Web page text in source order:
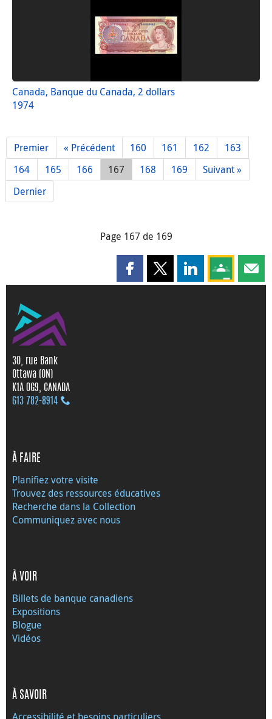
Canada, Banque du Canada, 2 dollars
1974
Premier « Précédent 160 161 162
163
164
165 166 167 168 169
Suivant »
Dernier
Page 167 de 169
Partager cette page sur
Partager cette page sur X
Partager cette
Partagez
30, rue Bank
Ottawa (ON)
K1A 0G9, CANADA
613 782‑8914
À FAIRE
Planifiez votre visite
Trouvez des ressources éducatives
Recherche dans la Collection
Communiquez avec nous
À VOIR
Billets de banque canadiens
Expositions
Blogue
Vidéos
À SAVOIR